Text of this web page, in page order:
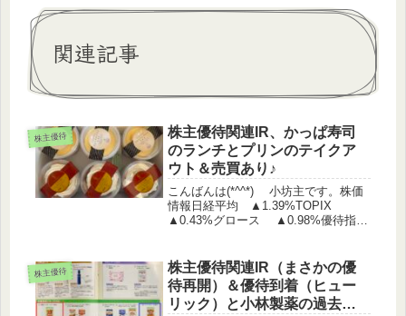
関連記事
株主優待
株主優待関連IR、かっぱ寿司
のランチとプリンのテイクア
ウト＆売買あり♪
こんばんは(*^^*) 小坊主です。株価
情報日経平均 ▲1.39%TOPIX
▲0.43%グロース ▲0.98%優待指
の導入に関するお知らせ オーウエ
ル 株主優...
株主優待
株主優待関連IR（まさかの優
待再開）＆優待到着（ヒュー
リック）と小林製薬の過去の